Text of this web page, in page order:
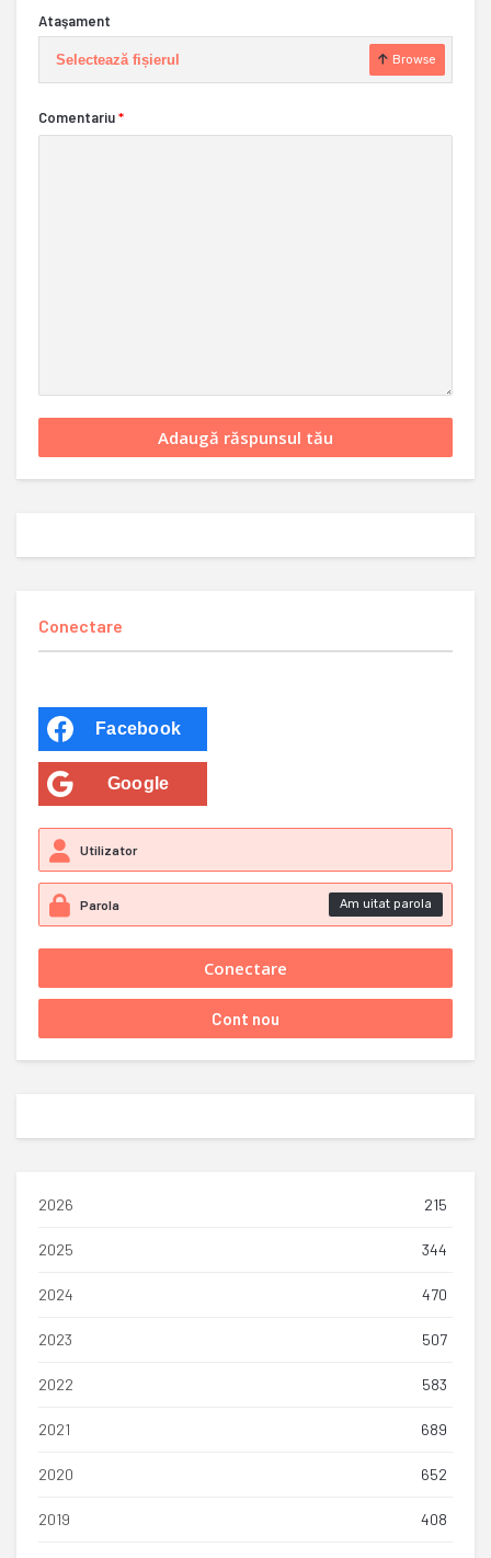
Ataşament
Selectează fișierul Browse
Comentariu*
Conectare
Facebook
Google
Am uitat parola
2026 215
2025 344
2024 470
2023 507
2022 583
2021 689
2020 652
2019 408